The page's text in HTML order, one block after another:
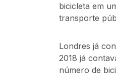
bicicleta em
transporte
Londres já
2018 já
número de